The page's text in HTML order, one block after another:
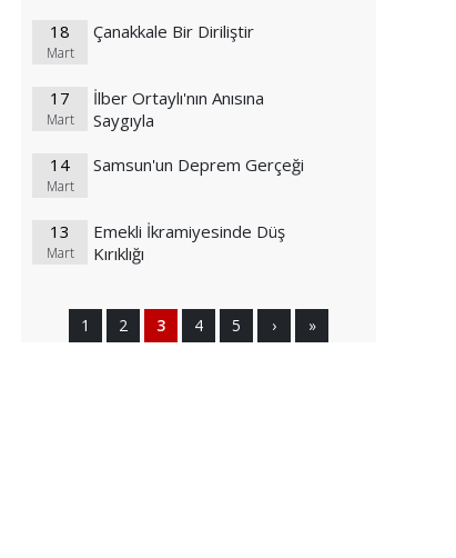
18
Mart
Çanakkale Bir Diriliştir
17
Mart
İlber Ortaylı'nın Anısına
Saygıyla
14
Mart
Samsun'un Deprem Gerçeği
13
Mart
Emekli İkramiyesinde Düş
Kırıklığı
1 2 3 4 5 › »